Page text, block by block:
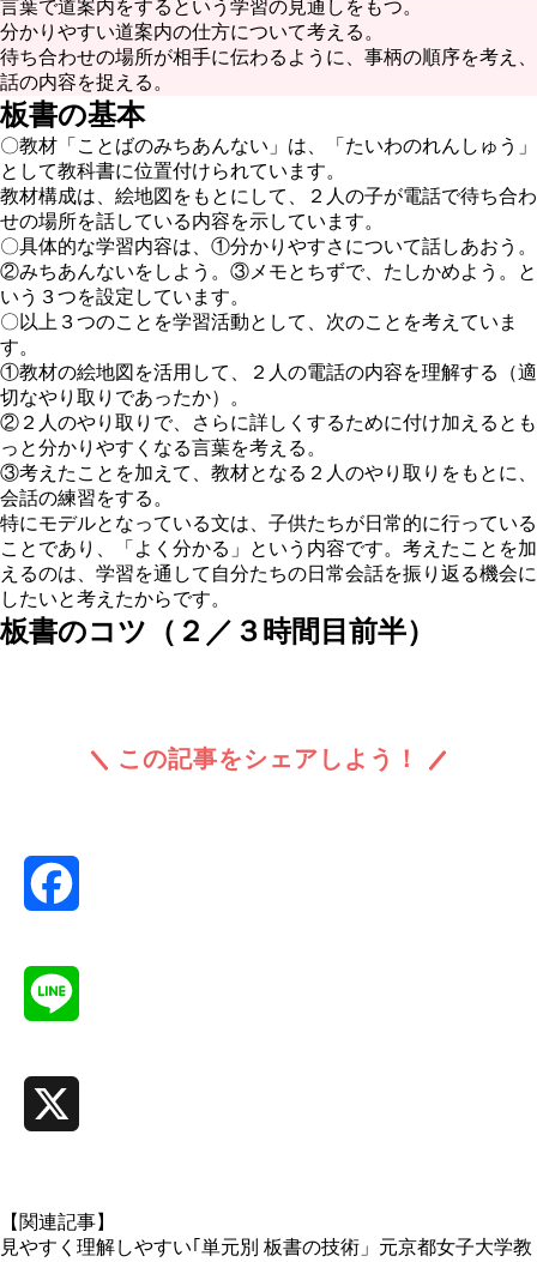
言葉で道案内をするという学習の見通しをもつ。
分かりやすい道案内の仕方について考える。
待ち合わせの場所が相手に伝わるように、事柄の順序を考え、
話の内容を捉える。
板書の基本
〇教材「ことばのみちあんない」は、「たいわのれんしゅう」
として教科書に位置付けられています。
教材構成は、絵地図をもとにして、２人の子が電話で待ち合わ
せの場所を話している内容を示しています。
〇具体的な学習内容は、①分かりやすさについて話しあおう。
②みちあんないをしよう。③メモとちずで、たしかめよう。と
いう３つを設定しています。
〇以上３つのことを学習活動として、次のことを考えていま
す。
①教材の絵地図を活用して、２人の電話の内容を理解する（適
切なやり取りであったか）。
②２人のやり取りで、さらに詳しくするために付け加えるとも
っと分かりやすくなる言葉を考える。
③考えたことを加えて、教材となる２人のやり取りをもとに、
会話の練習をする。
特にモデルとなっている文は、子供たちが日常的に行っている
ことであり、「よく分かる」という内容です。考えたことを加
えるのは、学習を通して自分たちの日常会話を振り返る機会に
したいと考えたからです。
板書のコツ（２／３時間目前半）
この記事をシェアしよう！
【関連記事】
見やすく理解しやすい｢単元別 板書の技術」元京都女子大学教